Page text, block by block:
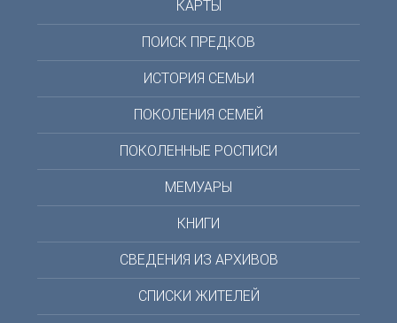
КАРТЫ
ПОИСК ПРЕДКОВ
ИСТОРИЯ СЕМЬИ
ПОКОЛЕНИЯ СЕМЕЙ
ПОКОЛЕННЫЕ РОСПИСИ
МЕМУАРЫ
КНИГИ
СВЕДЕНИЯ ИЗ АРХИВОВ
СПИСКИ ЖИТЕЛЕЙ